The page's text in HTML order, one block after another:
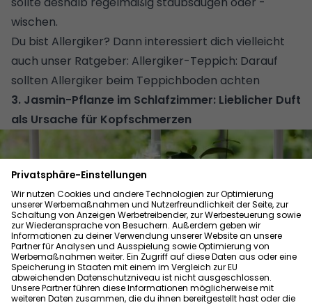
wischen.
Du bist Allergiker? Dann interessiert dich vielleicht
auch unser Ratgeber: Allergiker-Teppich: Darauf
sollten Allergiker beim Teppichboden achten
3. Jasmin-Pflanze im Schlafzimmer: Lieblicher Duft
als Ursache für Kopfschmerzen